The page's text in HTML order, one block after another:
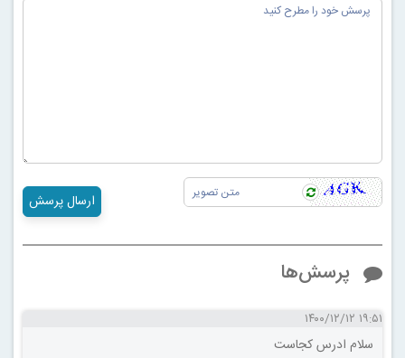
ارسال پرسش
پرسش‌ها
۱۹:۵۱ ۱۴۰۰/۱۲/۱۲
سلام ادرس کجاست